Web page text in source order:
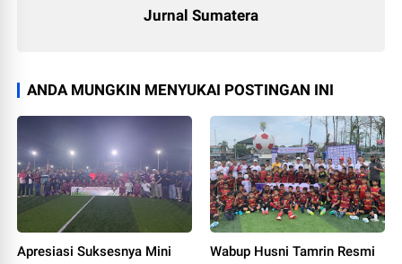
Jurnal Sumatera
ANDA MUNGKIN MENYUKAI POSTINGAN INI
Apresiasi Suksesnya Mini
Wabup Husni Tamrin Resmi